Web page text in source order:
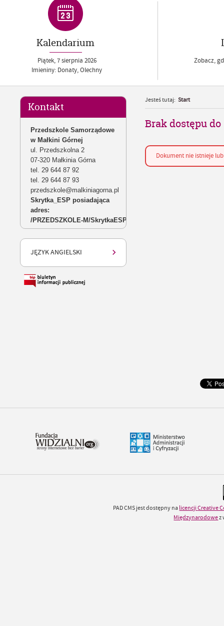
Kalendarium
Piątek,7sierpnia 2026
Imieniny: Donaty, Olechny
Zobacz,
Kontakt
Przedszkole Samorządowe
w Małkini Górnej
ul. Przedszkolna 2
07-320 Małkinia Górna
tel. 29 644 87 92
tel. 29 644 87 93
przedszkole@malkiniagorna.pl
Skrytka_ESP posiadająca
adres:
/PRZEDSZKOLE-M/SkrytkaESP
JĘZYK ANGIELSKI
Jesteś tutaj: Start
Brak dostępu
Dokument nie istnieje
PAD CMS jest dostępny na licencjiCreative
Międzynarodowez